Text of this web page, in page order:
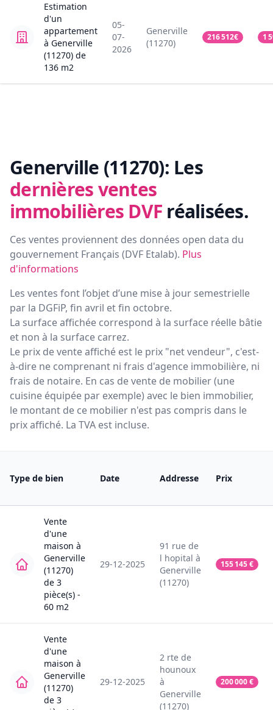
Estimation
d'un
appartement
à Generville
(11270) de
136 m2
05-
07-
2026
Generville
(11270)
216 512€ 1
Generville (11270): Les
dernières ventes
immobilières DVF réalisées.
Ces ventes proviennent des données open data du
gouvernement Français (DVF Etalab). Plus
d'informations
Les ventes font l’objet d’une mise à jour semestrielle
par la DGFiP, fin avril et fin octobre.
La surface affichée correspond à la surface réelle bâtie
et non à la surface carrez.
Le prix de vente affiché est le prix "net vendeur", c'est-
à-dire ne comprenant ni frais d'agence immobilière, ni
frais de notaire. En cas de vente de mobilier (une
cuisine équipée par exemple) avec le bien immobilier,
le montant de ce mobilier n'est pas compris dans le
prix affiché. La TVA est incluse.
Type de bien Date Addresse Prix
Vente
d'une
maison à
Generville
(11270)
de 3
pièce(s) -
60 m2
29-12-2025
91 rue de
l hopital à
Generville
(11270)
155 145€
Vente
d'une
maison à
Generville
(11270)
de 3
29-12-2025
2 rte de
hounoux
à
Generville
(11270)
200 000€